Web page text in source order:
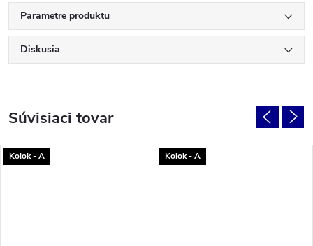
Parametre produktu
Diskusia
Súvisiaci tovar
Kolok - A Kolok - A